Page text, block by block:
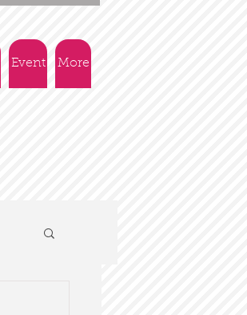
Event More